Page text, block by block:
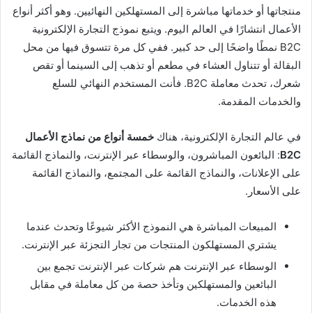
منتجاتها أو خدماتها مباشرة إلى المستهلكين النهائيين. وهو أكثر أنواع
الأعمال انتشارًا في العالم اليوم. ويتبع نموذج التجارة الإلكترونية
B2C نمطًا واضحًا إلى حد كبير. ففي كل مرة تتسوق فيها من محل
البقالة أو تتناول العشاء في مطعم أو تذهب إلى السينما أو تقص
شعرك، تحدث معاملة B2C. فأنت المستخدم النهائي للسلع
والخدمات المقدمة.
في عالم التجارة الإلكترونية، هناك خمسة أنواع من نماذج الأعمال
B2C: البائعون المباشرون، والوسطاء عبر الإنترنت، والنماذج القائمة
على الإعلانات، والنماذج القائمة على المجتمع، والنماذج القائمة
على الأسعار.
المبيعات المباشرة هي النموذج الأكثر شيوعًا وتحدث عندما
يشتري المستهلكون المنتجات من تجار التجزئة عبر الإنترنت.
الوسطاء عبر الإنترنت هم شركات عبر الإنترنت تجمع بين
البائعين والمستهلكين وتأخذ حصة من كل معاملة في مقابل
هذه الخدمات.